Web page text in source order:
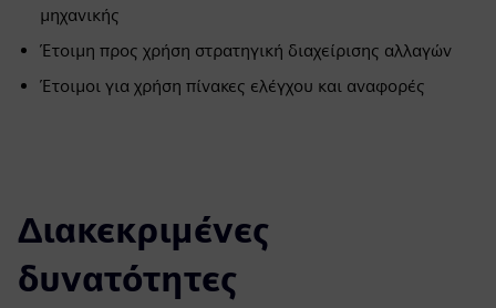
μηχανικής
Έτοιμη προς χρήση στρατηγική διαχείρισης αλλαγών
Έτοιμοι για χρήση πίνακες ελέγχου και αναφορές
Διακεκριμένες
δυνατότητες